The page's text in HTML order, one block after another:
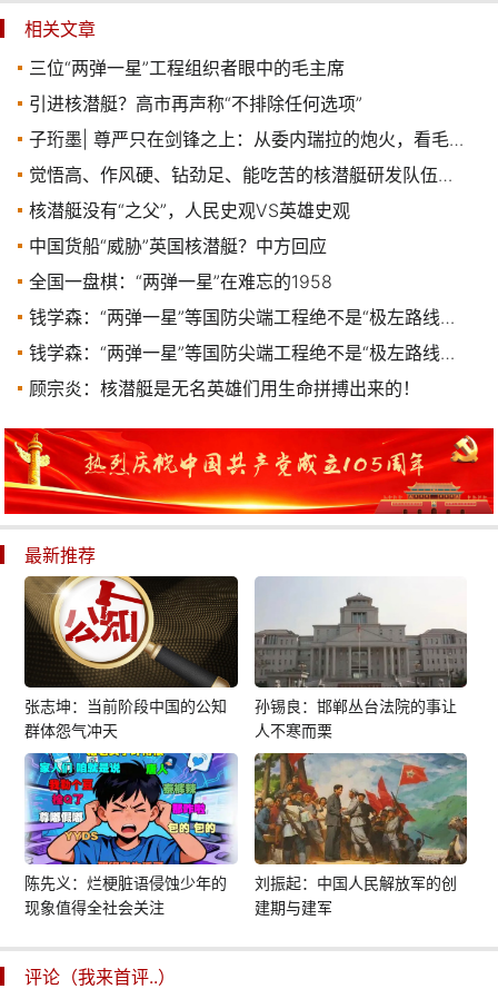
相关文章
三位“两弹一星”工程组织者眼中的毛主席
引进核潜艇？高市再声称“不排除任何选项”
子珩墨| 尊严只在剑锋之上：从委内瑞拉的炮火，看毛主席“两弹一星”的千古圣明
觉悟高、作风硬、钻劲足、能吃苦的核潜艇研发队伍是怎样炼成的？
核潜艇没有“之父”，人民史观VS英雄史观
中国货船“威胁”英国核潜艇？中方回应
全国一盘棋：“两弹一星”在难忘的1958
钱学森：“两弹一星”等国防尖端工程绝不是“极左路线产物”
钱学森：“两弹一星”等国防尖端工程绝不是“极左路线产物”
顾宗炎：核潜艇是无名英雄们用生命拼搏出来的！
最新推荐
张志坤：当前阶段中国的公知
群体怨气冲天
孙锡良：邯郸丛台法院的事让
人不寒而栗
陈先义：烂梗脏语侵蚀少年的
现象值得全社会关注
刘振起：中国人民解放军的创
建期与建军
评论（我来首评..）